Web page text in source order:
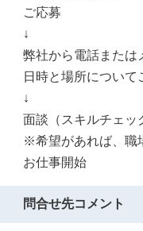
ご応募
↓
弊社から電話または
日時と場所について
↓
面談（スキルチェッ
※希望があれば、職
お仕事開始
問合せ先コメント